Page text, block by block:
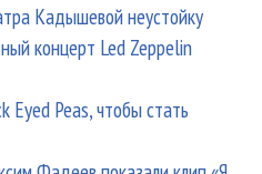
Кадышевой неустойку
концерт Led Zeppelin
Eyed Peas, чтобы стать